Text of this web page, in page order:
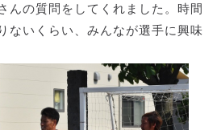
んの質問をしてくれました。時間
ないくらい、みんなが選手に興味